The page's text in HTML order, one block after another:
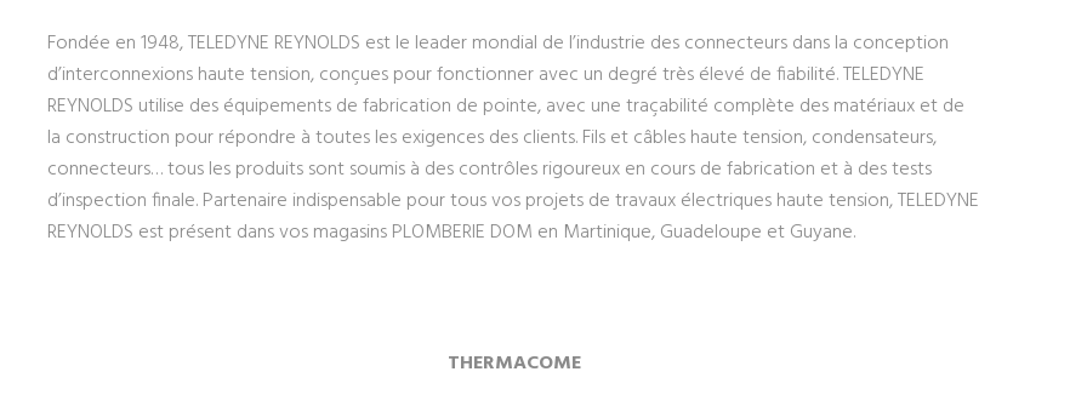
Fondée en 1948, TELEDYNE REYNOLDS est le leader mondial de l’industrie des connecteurs dans la conception
d’interconnexions haute tension, conçues pour fonctionner avec un degré très élevé de fiabilité. TELEDYNE
REYNOLDS utilise des équipements de fabrication de pointe, avec une traçabilité complète des matériaux et de
la construction pour répondre à toutes les exigences des clients. Fils et câbles haute tension, condensateurs,
connecteurs… tous les produits sont soumis à des contrôles rigoureux en cours de fabrication et à des tests
d’inspection finale. Partenaire indispensable pour tous vos projets de travaux électriques haute tension, TELEDYNE
REYNOLDS est présent dans vos magasins PLOMBERIE DOM en Martinique, Guadeloupe et Guyane.
THERMACOME